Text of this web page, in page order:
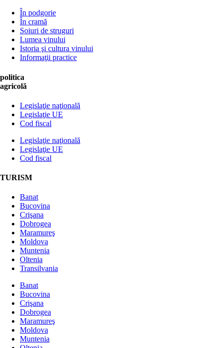
În podgorie
În cramă
Soiuri de struguri
Lumea vinului
Istoria şi cultura vinului
Informaţii practice
politica
agricolă
Legislaţie naţională
Legislaţie UE
Cod fiscal
Legislaţie naţională
Legislaţie UE
Cod fiscal
TURISM
Banat
Bucovina
Crişana
Dobrogea
Maramureş
Moldova
Muntenia
Oltenia
Transilvania
Banat
Bucovina
Crişana
Dobrogea
Maramureş
Moldova
Muntenia